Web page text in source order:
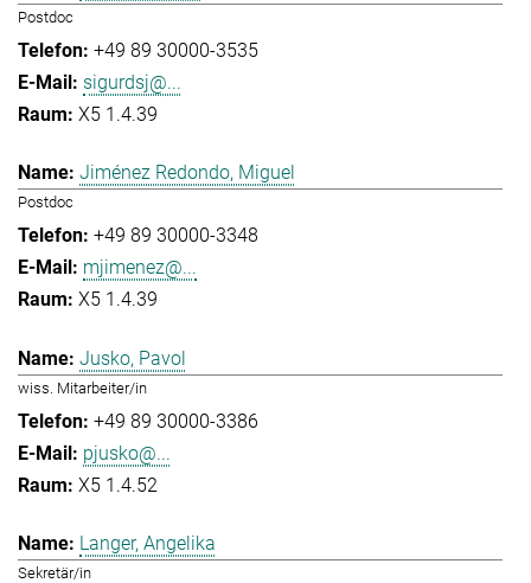
Postdoc
+49 89 30000-3535
sigurdsj@...
X5 1.4.39
Jiménez Redondo, Miguel
Postdoc
+49 89 30000-3348
mjimenez@...
X5 1.4.39
Jusko, Pavol
wiss. Mitarbeiter/in
+49 89 30000-3386
pjusko@...
X5 1.4.52
Langer, Angelika
Sekretär/in